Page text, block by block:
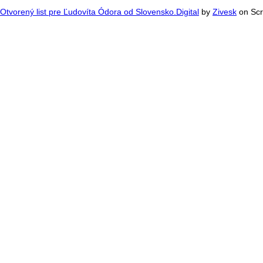
Otvorený list pre Ľudovíta Ódora od Slovensko.Digital by Zivesk on